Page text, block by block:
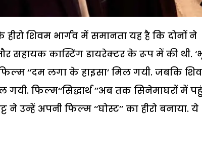
हीरो शिवम भार्गव में समानता यह है कि दोनों ने
सहायक कास्टिंग डायरेक्टर के रूप में की थी.
‘‘दम लगा के हाइसा’ मिल गयी. जबकि
गयी. फिल्म‘‘सिद्धार्थ ’’अब तक सिनेमाघरों में
उन्हें अपनी फिल्म ‘‘घोस्ट’’ का हीरो बनाया. ये